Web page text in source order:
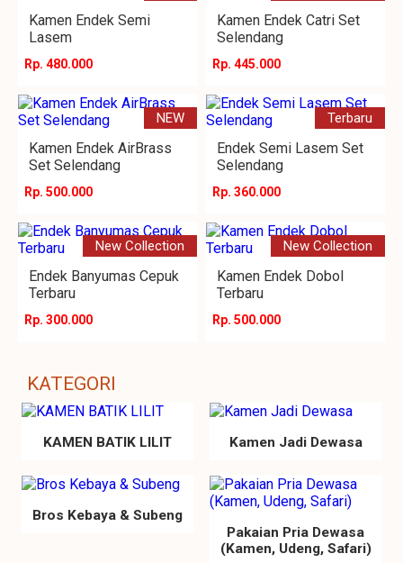
Kamen Endek Semi
Lasem
Rp. 480.000
Kamen Endek Catri Set
Selendang
Rp. 445.000
NEW
Kamen Endek AirBrass
Set Selendang
Rp. 500.000
Terbaru
Endek Semi Lasem Set
Selendang
Rp. 360.000
New Collection
Endek Banyumas Cepuk
Terbaru
Rp. 300.000
New Collection
Kamen Endek Dobol
Terbaru
Rp. 500.000
KATEGORI
KAMEN BATIK LILIT Kamen Jadi Dewasa
Bros Kebaya & Subeng
Pakaian Pria Dewasa
(Kamen, Udeng, Safari)